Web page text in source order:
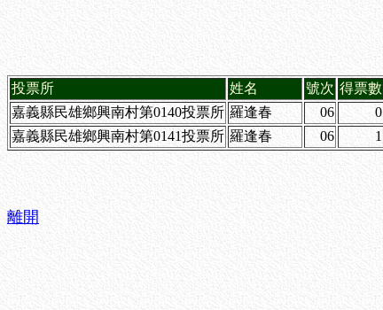
投票所 姓名 號次 得票數
嘉義縣民雄鄉興南村第0140投票所 羅逢春 06 0
嘉義縣民雄鄉興南村第0141投票所 羅逢春 06 1
離開